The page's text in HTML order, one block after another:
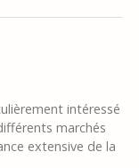
intéressé
marchés
extensive de la